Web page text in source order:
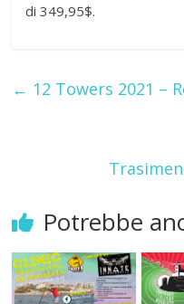
di 349,95$.
← 12 Towers 2021 –
Potrebbe